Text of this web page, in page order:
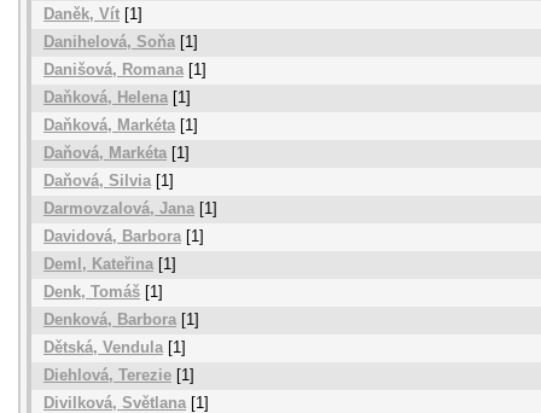
Daněk, Vít [1]
Danihelová, Soňa [1]
Danišová, Romana[1]
Daňková, Helena [1]
Daňková, Markéta[1]
Daňová, Markéta [1]
Daňová, Silvia[1]
Darmovzalová, Jana [1]
Davidová, Barbora[1]
Deml, Kateřina [1]
Denk, Tomáš [1]
Denková, Barbora [1]
Dětská, Vendula[1]
Diehlová, Terezie [1]
Divilková, Světlana[1]